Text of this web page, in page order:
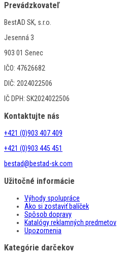
Prevádzkovateľ
BestAD SK, s.r.o.
Jesenná 3
903 01 Senec
IČO: 47626682
DIČ: 2024022506
IČ DPH: SK2024022506
Kontaktujte nás
+421 (0)903 407 409
+421 (0)903 445 451
bestad@bestad-sk.com
Užitočné informácie
Výhody spolupráce
Ako si zostaviť balíček
Spôsob dopravy
Katalógy reklamných predmetov
Upozornenia
Kategórie darčekov